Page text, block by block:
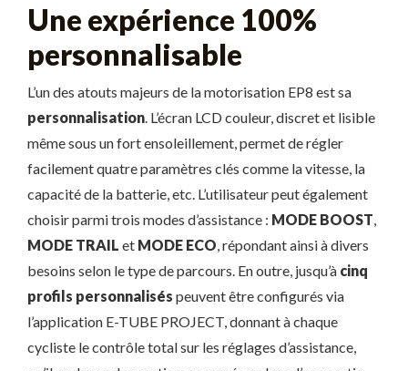
Une expérience 100%
personnalisable
L’un des atouts majeurs de la motorisation EP8 est sa
personnalisation. L’écran LCD couleur, discret et lisible
même sous un fort ensoleillement, permet de régler
facilement quatre paramètres clés comme la vitesse, la
capacité de la batterie, etc. L’utilisateur peut également
choisir parmi trois modes d’assistance : MODE BOOST,
MODE TRAIL et MODE ECO, répondant ainsi à divers
besoins selon le type de parcours. En outre, jusqu’à cinq
profils personnalisés peuvent être configurés via
l’application E-TUBE PROJECT, donnant à chaque
cycliste le contrôle total sur les réglages d’assistance,